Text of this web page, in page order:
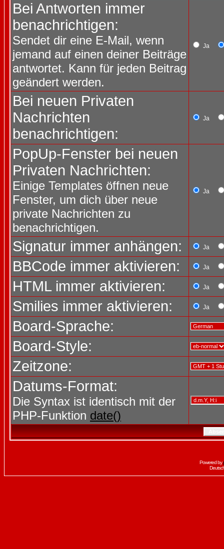
Bei Antworten immer
benachrichtigen:
Sendet dir eine E-Mail, wenn
jemand auf einen deiner Beiträge
antwortet. Kann für jeden Beitrag
geändert werden.
Ja
Bei neuen Privaten
Nachrichten
benachrichtigen:
Ja
PopUp-Fenster bei neuen
Privaten Nachrichten:
Einige Templates öffnen neue
Fenster, um dich über neue
private Nachrichten zu
benachrichtigen.
Ja
Signatur immer anhängen: Ja
BBCode immer aktivieren: Ja
HTML immer aktivieren: Ja
Smilies immer aktivieren: Ja
Board-Sprache:
Board-Style:
Zeitzone:
Datums-Format:
Die Syntax ist identisch mit der
PHP-Funktion date()
Powered by